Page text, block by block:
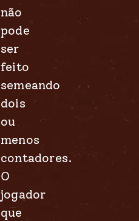
não
pode
ser
feito
semeando
dois
ou
menos
contadores.
O
jogador
que